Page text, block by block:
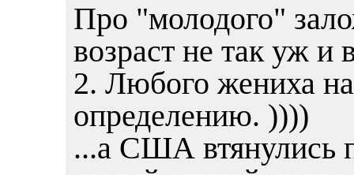
Про "молодого"
возраст не так уж и
2. Любого жениха
определению. ))))
...а США втянулись